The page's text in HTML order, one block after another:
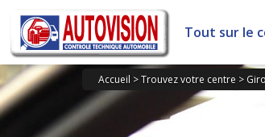
Panneau de gestion des cookies
Tout sur le
Accueil >Trouvez votre centre >